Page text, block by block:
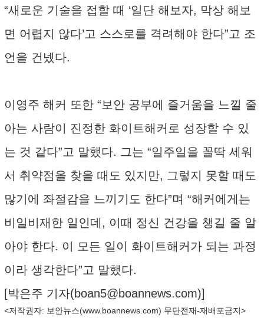
“새로운 기술을 접할 때 ‘일단 해보자, 막상 해보
면 어렵지 않다’고 스스로를 격려해야 한다”고 조
언을 건넸다.
이영주 해커 또한 “보안 공부에 즐거움을 느낄 줄
아는 사람이 진정한 화이트해커로 성장할 수 있
는 것 같다”고 말했다. 그는 “일주일을 꼴딱 세워
서 취약점을 찾을 때도 있지만, 그렇지 못할 때도
많기에 좌절감을 느끼기도 한다”며 “해커에게는
비일비재한 일인데, 이때 정신 건강을 챙길 줄 알
아야 한다. 이 모든 일이 화이트해커가 되는 과정
이라 생각한다”고 말했다.
[박은주 기자(boan5@boannews.com)]
<저작권자: 보안뉴스(www.boannews.com) 무단전재-재배포금지>